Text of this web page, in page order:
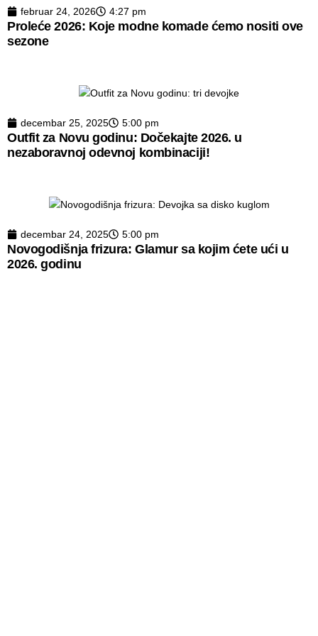
februar 24, 2026 4:27 pm
Proleće 2026: Koje modne komade ćemo nositi ove
sezone
decembar 25, 2025 5:00 pm
Outfit za Novu godinu: Dočekajte 2026. u
nezaboravnoj odevnoj kombinaciji!
decembar 24, 2025 5:00 pm
Novogodišnja frizura: Glamur sa kojim ćete ući u
2026. godinu